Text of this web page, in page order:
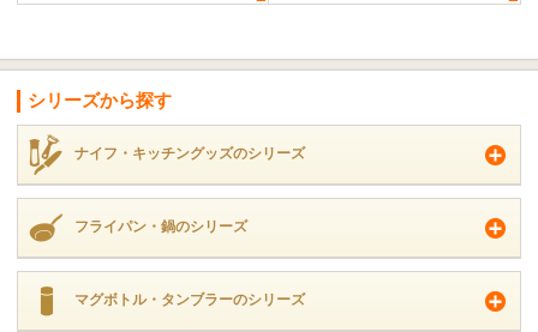
シリーズから探す
ナイフ・キッチングッズのシリーズ
フライパン・鍋のシリーズ
マグボトル・タンブラーのシリーズ